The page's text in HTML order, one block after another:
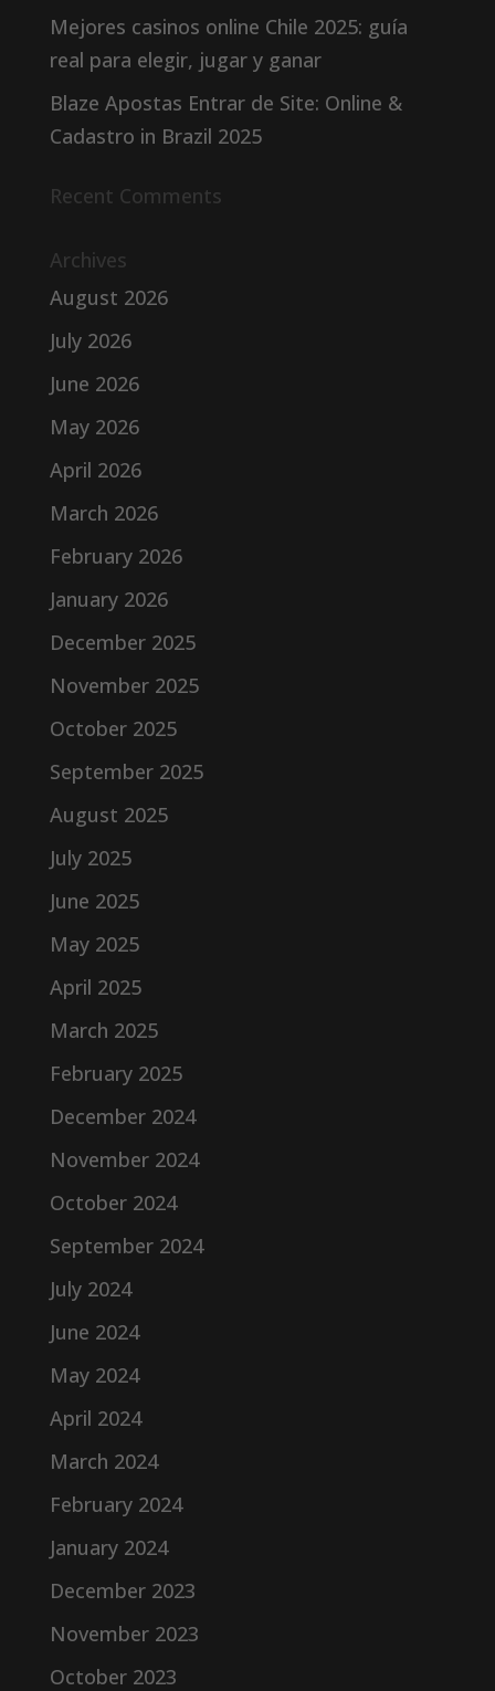
Mejores casinos online Chile 2025: guía
real para elegir, jugar y ganar
Blaze Apostas Entrar de Site: Online &
Cadastro in Brazil 2025
Recent Comments
Archives
August 2026
July 2026
June 2026
May 2026
April 2026
March 2026
February 2026
January 2026
December 2025
November 2025
October 2025
September 2025
August 2025
July 2025
June 2025
May 2025
April 2025
March 2025
February 2025
December 2024
November 2024
October 2024
September 2024
July 2024
June 2024
May 2024
April 2024
March 2024
February 2024
January 2024
December 2023
November 2023
October 2023